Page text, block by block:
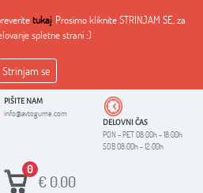
tukaj. Prosimo kliknite STRINJAM SE, za
spletne strani :)
Strinjam se
PIŠITE NAM
info@avtogume.com
DELOVNI ČAS
PON - PET 08:00h - 18:00h
SOB 08:00h - 12:00h
0
€ 0.00